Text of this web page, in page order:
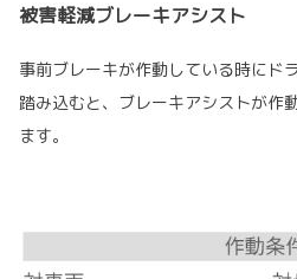
被害軽減ブレーキアシスト
事前ブレーキが作動している時にド
踏み込むと、ブレーキアシストが作
ます。